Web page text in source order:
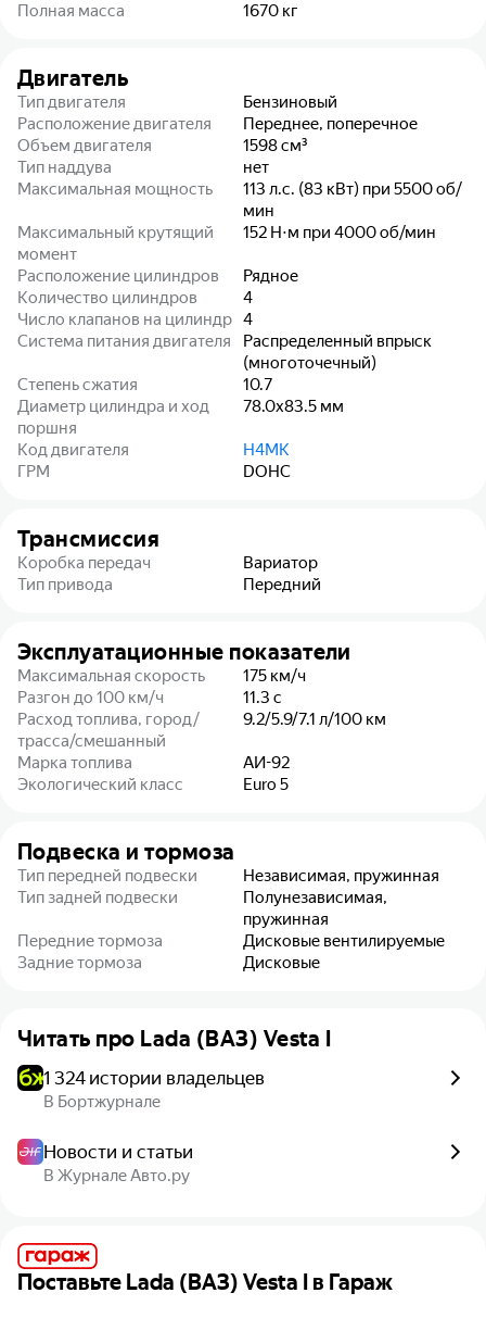
Полная масса 1670 кг
Двигатель
Тип двигателя
Бензиновый
Расположение двигателя
Переднее, поперечное
Объем двигателя
1598см³
Тип наддува
нет
Максимальная мощность
113 л.с. (83 кВт) при 5500 об/
мин
Максимальный крутящий
момент
152 Н⋅м при 4000 об/мин
Расположение цилиндров
Рядное
Количество цилиндров
4
Число клапанов на цилиндр 4
Система питания двигателя
Распределенный впрыск
(многоточечный)
Степень сжатия
10.7
Диаметр цилиндра и ход
поршня
78.0x83.5 мм
Код двигателя
H4MK
ГРМ
DOHC
Трансмиссия
Коробка передач
Вариатор
Тип привода
Передний
Эксплуатационные показатели
Максимальная скорость 175 км/ч
Разгон до 100 км/ч
11.3 с
Расход топлива, город/
трасса/смешанный
9.2/5.9/7.1 л/100 км
Марка топлива
АИ-92
Экологический класс
Euro 5
Подвеска и тормоза
Тип передней подвески
Независимая, пружинная
Тип задней подвески
Полунезависимая,
пружинная
Передние тормоза
Дисковые вентилируемые
Задние тормоза
Дисковые
Читать про Lada (ВАЗ) Vesta I
1 324 истории владельцев
В Бортжурнале
Новости и статьи
В Журнале Авто.ру
Поставьте Lada (ВАЗ) Vesta I в Гараж